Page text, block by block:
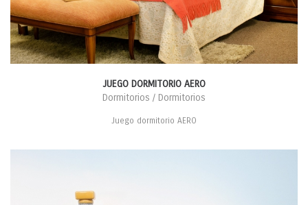
JUEGO DORMITORIO AERO
Dormitorios / Dormitorios
Juego dormitorio AERO